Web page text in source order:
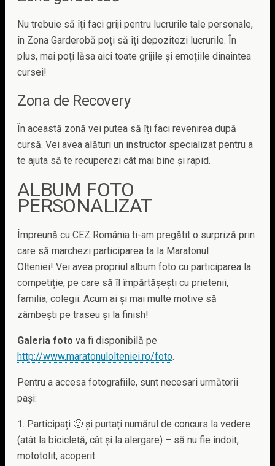
Nu trebuie să îți faci griji pentru lucrurile tale personale,
în Zona Garderobă poți să îți depozitezi lucrurile. În
plus, mai poți lăsa aici toate grijile și emoțiile dinaintea
cursei!
Zona de Recovery
În această zonă vei putea să îți faci revenirea după
cursă. Vei avea alături un instructor specializat pentru a
te ajuta să te recuperezi cât mai bine și rapid.
ALBUM FOTO
PERSONALIZAT
Împreună cu CEZ România ti-am pregătit o surpriză prin
care să marchezi participarea ta la Maratonul
Olteniei! Vei avea propriul album foto cu participarea la
competiție, pe care să îl împărtășești cu prietenii,
familia, colegii. Acum ai și mai multe motive să
zâmbești pe traseu și la finish!
Galeria foto va fi disponibilă pe
http://www.maratonulolteniei.ro/foto.
Pentru a accesa fotografiile, sunt necesari următorii
pași:
1. Participați 🙂 și purtați numărul de concurs la vedere
(atât la bicicletă, cât și la alergare) – să nu fie îndoit,
mototolit, acoperit